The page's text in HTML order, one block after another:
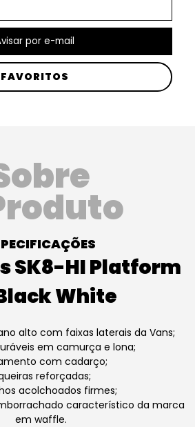
FAVORITOS
SK8-HI Platform
White
alto com faixas laterais da Vans;
em camurça e lona;
com cadarço;
reforçadas;
acolchoados firmes;
característico da marca
em waffle.